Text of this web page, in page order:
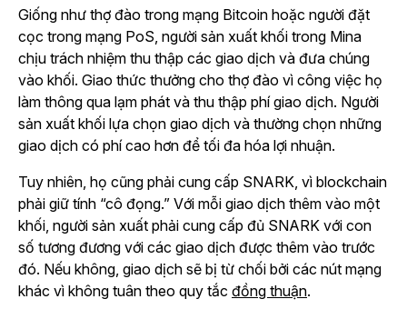
Giống như thợ đào trong mạng Bitcoin hoặc người đặt
cọc trong mạng PoS, người sản xuất khối trong Mina
chịu trách nhiệm thu thập các giao dịch và đưa chúng
vào khối. Giao thức thưởng cho thợ đào vì công việc họ
làm thông qua lạm phát và thu thập phí giao dịch. Người
sản xuất khối lựa chọn giao dịch và thường chọn những
giao dịch có phí cao hơn để tối đa hóa lợi nhuận.
Tuy nhiên, họ cũng phải cung cấp SNARK, vì blockchain
phải giữ tính “cô đọng.” Với mỗi giao dịch thêm vào một
khối, người sản xuất phải cung cấp đủ SNARK với con
số tương đương với các giao dịch được thêm vào trước
đó. Nếu không, giao dịch sẽ bị từ chối bởi các nút mạng
khác vì không tuân theo quy tắc đồng thuận.